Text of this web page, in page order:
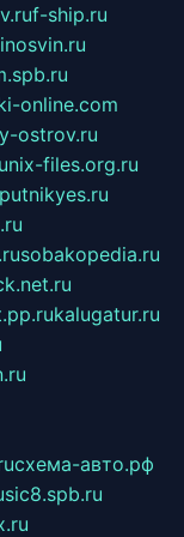
f-ship.ru
online.com
ostrov.ru
nix-files.org.ru
sobakopedia.ru
kalugatur.ru
схема-авто.рф